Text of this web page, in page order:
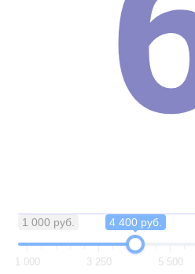
1 000 руб. 4 400 руб.
1 000 3 250 5 500